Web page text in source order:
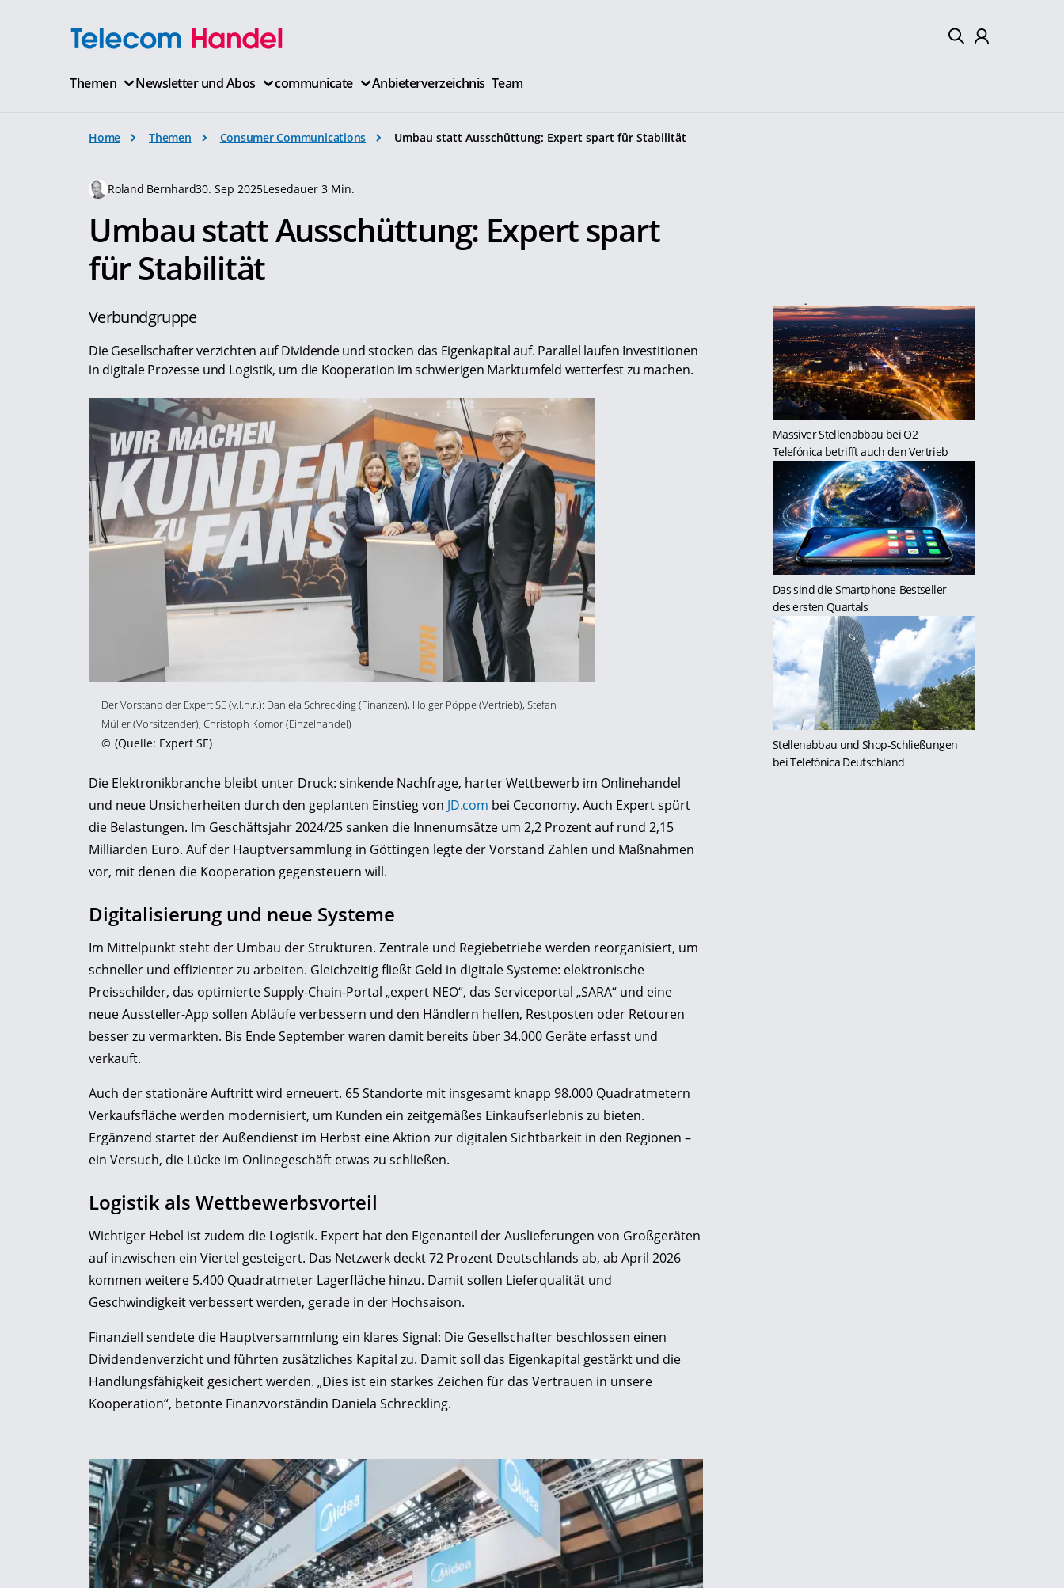
Themen Newsletter und Abos communicate Anbieterverzeichnis Team
Home Themen Consumer Communications Umbau statt Ausschüttung: Expert spart für Stabilität
Roland Bernhard30. Sep 2025Lesedauer 3 Min.
Umbau statt Ausschüttung: Expert spart
für Stabilität
Verbundgruppe
Die Gesellschafter verzichten auf Dividende und stocken das Eigenkapital auf. Parallel laufen Investitionen
in digitale Prozesse und Logistik, um die Kooperation im schwierigen Marktumfeld wetterfest zu machen.
Der Vorstand der Expert SE (v.l.n.r.): Daniela Schreckling (Finanzen), Holger Pöppe (Vertrieb), Stefan
Müller (Vorsitzender), Christoph Komor (Einzelhandel)
© (Quelle: Expert SE)
Die Elektronikbranche bleibt unter Druck: sinkende Nachfrage, harter Wettbewerb im Onlinehandel
und neue Unsicherheiten durch den geplanten Einstieg von JD.com bei Ceconomy. Auch Expert spürt
die Belastungen. Im Geschäftsjahr 2024/25 sanken die Innenumsätze um 2,2 Prozent auf rund 2,15
Milliarden Euro. Auf der Hauptversammlung in Göttingen legte der Vorstand Zahlen und Maßnahmen
vor, mit denen die Kooperation gegensteuern will.
Digitalisierung und neue Systeme
Im Mittelpunkt steht der Umbau der Strukturen. Zentrale und Regiebetriebe werden reorganisiert, um
schneller und effizienter zu arbeiten. Gleichzeitig fließt Geld in digitale Systeme: elektronische
Preisschilder, das optimierte Supply-Chain-Portal „expert NEO“, das Serviceportal „SARA“ und eine
neue Aussteller-App sollen Abläufe verbessern und den Händlern helfen, Restposten oder Retouren
besser zu vermarkten. Bis Ende September waren damit bereits über 34.000 Geräte erfasst und
verkauft.
Auch der stationäre Auftritt wird erneuert. 65 Standorte mit insgesamt knapp 98.000 Quadratmetern
Verkaufsfläche werden modernisiert, um Kunden ein zeitgemäßes Einkaufserlebnis zu bieten.
Ergänzend startet der Außendienst im Herbst eine Aktion zur digitalen Sichtbarkeit in den Regionen –
ein Versuch, die Lücke im Onlinegeschäft etwas zu schließen.
Logistik als Wettbewerbsvorteil
Wichtiger Hebel ist zudem die Logistik. Expert hat den Eigenanteil der Auslieferungen von Großgeräten
auf inzwischen ein Viertel gesteigert. Das Netzwerk deckt 72 Prozent Deutschlands ab, ab April 2026
kommen weitere 5.400 Quadratmeter Lagerfläche hinzu. Damit sollen Lieferqualität und
Geschwindigkeit verbessert werden, gerade in der Hochsaison.
Finanziell sendete die Hauptversammlung ein klares Signal: Die Gesellschafter beschlossen einen
Dividendenverzicht und führten zusätzliches Kapital zu. Damit soll das Eigenkapital gestärkt und die
Handlungsfähigkeit gesichert werden. „Dies ist ein starkes Zeichen für das Vertrauen in unsere
Kooperation“, betonte Finanzvorständin Daniela Schreckling.
DAS KÖNNTE SIE AUCH INTERESSIEREN:
Massiver Stellenabbau bei O2
Telefónica betrifft auch den Vertrieb
Das sind die Smartphone-Bestseller
des ersten Quartals
Stellenabbau und Shop-Schließungen
bei Telefónica Deutschland